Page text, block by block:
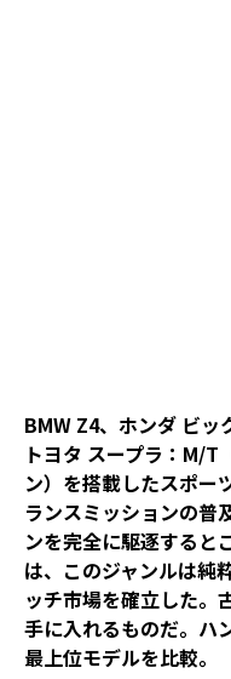
BMW Z4、ホンダ ビッ
トヨタ スープラ：M/T
ン）を搭載したスポー
ランスミッションの普
ンを完全に駆逐すると
は、このジャンルは純
ッチ市場を確立した。
手に入れるものだ。ハ
最上位モデルを比較。